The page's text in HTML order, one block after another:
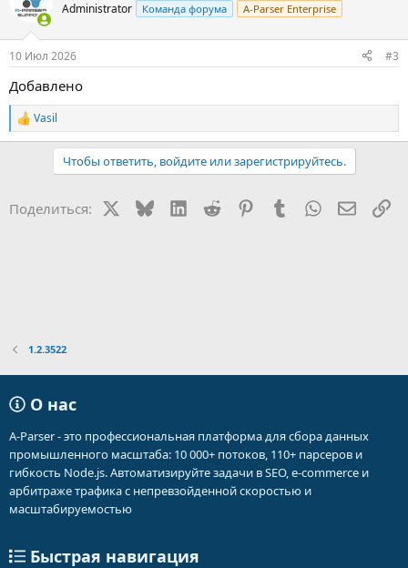
Administrator Команда форума A-Parser Enterprise
10 Июл 2026 #3
Добавлено
Р
е
и
Vasil
Чтобы ответить, войдите или зарегистрируйтесь.
Поделиться: BlueskyLinkedIn
Reddit PinterestTumblr WhatsApp
1.2.3522
О нас
A-Parser - это профессиональная платформа для сбора данных
промышленного масштаба: 10 000+ потоков, 110+ парсеров и
гибкость Node.js. Автоматизируйте задачи в SEO, e-commerce и
арбитраже трафика с непревзойденной скоростью и
масштабируемостью
Быстрая навигация